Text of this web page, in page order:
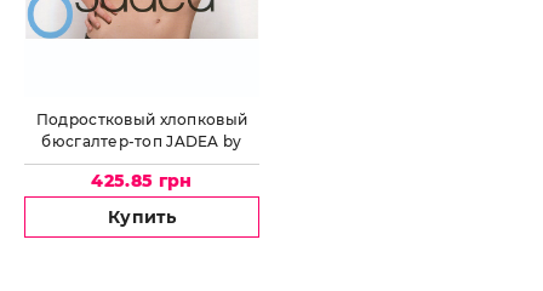
Подростковый хлопковый
бюсгалтер-топ JADEA by
Intimo Artu JENNY
425.85 грн
Купить